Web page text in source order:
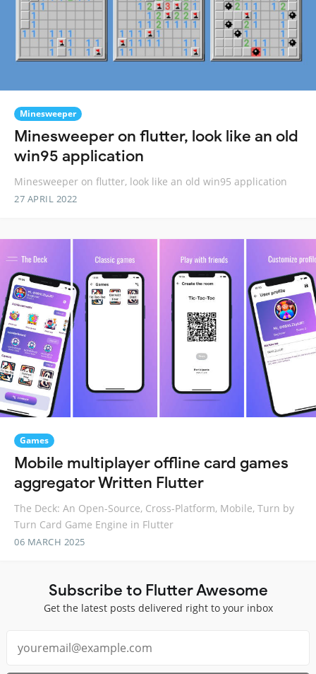
Minesweeper
Minesweeper on flutter, look like an old
win95 application
Minesweeper on flutter, look like an old win95 application
27 APRIL 2022
Games
Mobile multiplayer offline card games
aggregator Written Flutter
The Deck: An Open-Source, Cross-Platform, Mobile, Turn by
Turn Card Game Engine in Flutter
06 MARCH 2025
Subscribe to Flutter Awesome
Get the latest posts delivered right to your inbox